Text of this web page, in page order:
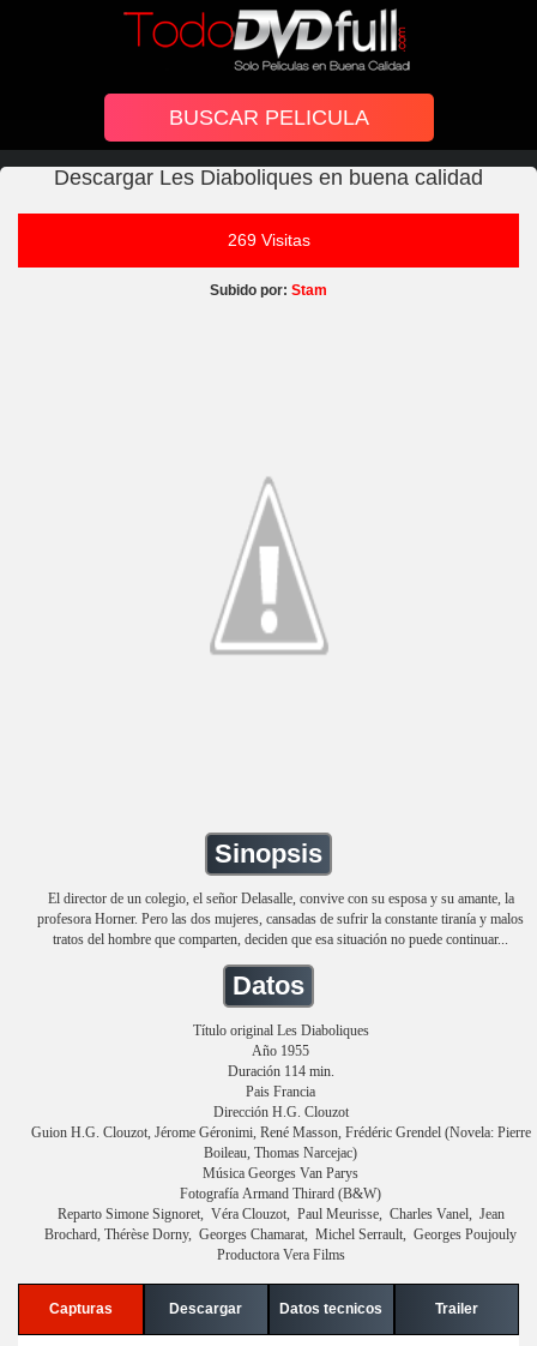
Descargar Les Diaboliques en buena calidad
269 Visitas
Subido por: Stam
Sinopsis
El director de un colegio, el señor Delasalle, convive con su esposa y su amante, la
profesora Horner. Pero las dos mujeres, cansadas de sufrir la constante tiranía y malos
tratos del hombre que comparten, deciden que esa situación no puede continuar...
Datos
Título original Les Diaboliques
Año 1955
Duración 114 min.
Pais Francia
Dirección H.G. Clouzot
Guion H.G. Clouzot, Jérome Géronimi, René Masson, Frédéric Grendel (Novela: Pierre
Boileau, Thomas Narcejac)
Música Georges Van Parys
Fotografía Armand Thirard (B&W)
Reparto Simone Signoret, Véra Clouzot, Paul Meurisse, Charles Vanel, Jean
Brochard, Thérèse Dorny, Georges Chamarat, Michel Serrault, Georges Poujouly
Productora Vera Films
Capturas Descargar Datos tecnicos Trailer